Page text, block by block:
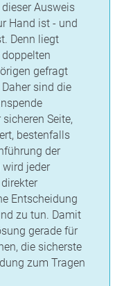
Ausweis
Hand ist - und
Denn liegt
gefragt
sind die
Seite,
bestenfalls
der
jeder
Entscheidung
zu tun. Damit
gerade für
die sicherste
zum Tragen